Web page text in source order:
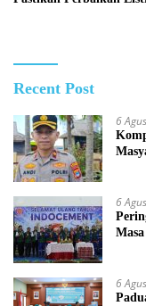
Recent Post
6
6
6